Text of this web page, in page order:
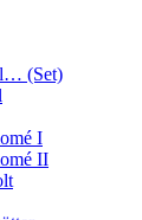
(Set)
I
II